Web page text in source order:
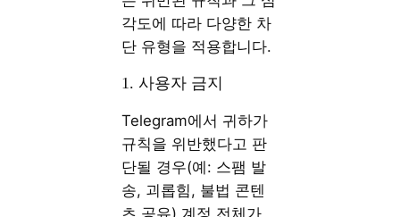
각도에 따라 다양한 차
단 유형을 적용합니다.
1. 사용자 금지
Telegram에서 귀하가
규칙을 위반했다고 판
단될 경우(예: 스팸 발
송, 괴롭힘, 불법 콘텐